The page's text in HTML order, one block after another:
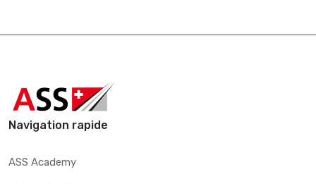
Navigation rapide
ASS Academy